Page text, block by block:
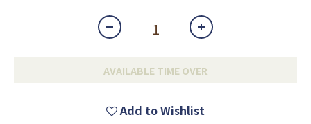
AVAILABLE TIME OVER
Add to Wishlist